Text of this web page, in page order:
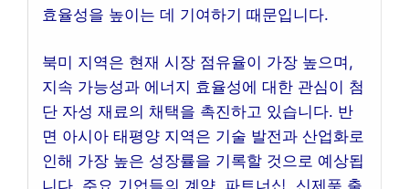
효율성을 높이는 데 기여하기 때문입니다.
북미 지역은 현재 시장 점유율이 가장 높으며,
지속 가능성과 에너지 효율성에 대한 관심이 첨
단 자성 재료의 채택을 촉진하고 있습니다. 반
면 아시아 태평양 지역은 기술 발전과 산업화로
인해 가장 높은 성장률을 기록할 것으로 예상됩
니다. 주요 기업들의 계약, 파트너십, 신제품 출